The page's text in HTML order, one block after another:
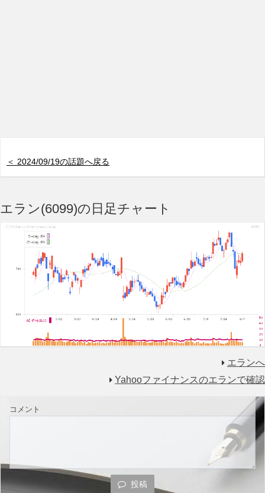
＜ 2024/09/19の話題へ戻る
エラン(6099)の日足チャート
エランへ
Yahooファイナンスのエランで確認
コメント
投稿